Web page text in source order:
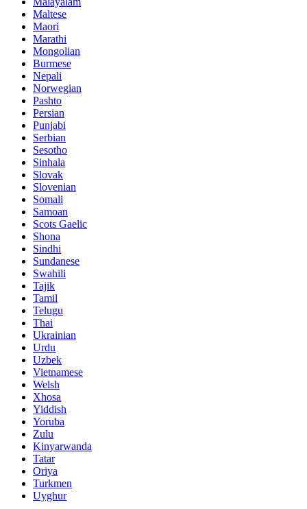
Maltese
Maori
Marathi
Mongolian
Burmese
Nepali
Norwegian
Pashto
Persian
Punjabi
Serbian
Sesotho
Sinhala
Slovak
Slovenian
Somali
Samoan
Scots Gaelic
Shona
Sindhi
Sundanese
Swahili
Tajik
Tamil
Telugu
Thai
Ukrainian
Urdu
Uzbek
Vietnamese
Welsh
Xhosa
Yiddish
Yoruba
Zulu
Kinyarwanda
Tatar
Oriya
Turkmen
Uyghur